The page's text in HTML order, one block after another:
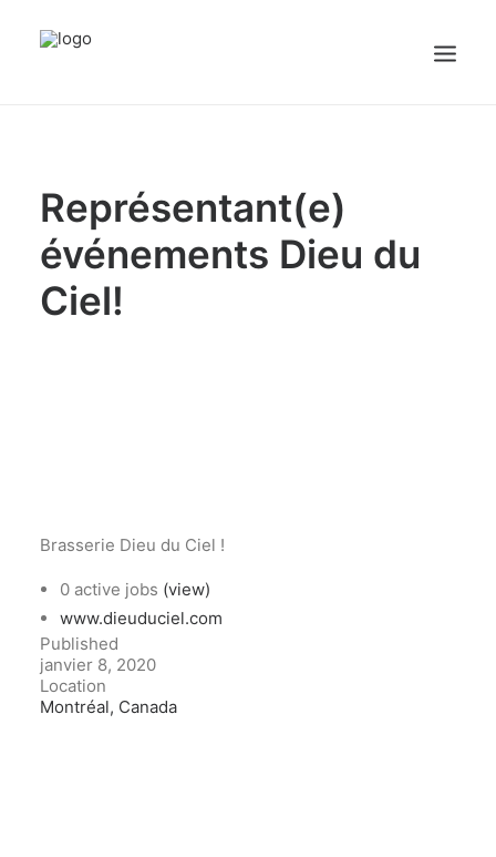
Emplois
Candidats
Représentant(e)
événements Dieu du
Ciel!
Brasserie Dieu du Ciel !
0 active jobs (view)
www.dieuduciel.com
Published
janvier 8, 2020
Location
Montréal, Canada